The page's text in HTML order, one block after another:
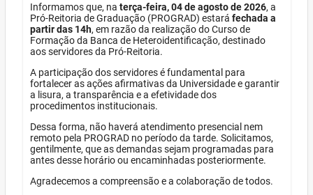
Informamos que, na terça-feira, 04 de agosto de 2026, a
Pró-Reitoria de Graduação (PROGRAD) estará fechada a
partir das 14h, em razão da realização do Curso de
Formação da Banca de Heteroidentificação, destinado
aos servidores da Pró-Reitoria.
A participação dos servidores é fundamental para
fortalecer as ações afirmativas da Universidade e garantir
a lisura, a transparência e a efetividade dos
procedimentos institucionais.
Dessa forma, não haverá atendimento presencial nem
remoto pela PROGRAD no período da tarde. Solicitamos,
gentilmente, que as demandas sejam programadas para
antes desse horário ou encaminhadas posteriormente.
Agradecemos a compreensão e a colaboração de todos.